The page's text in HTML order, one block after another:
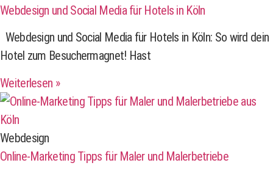
Webdesign und Social Media für Hotels in Köln
Webdesign und Social Media für Hotels in Köln: So wird dein
Hotel zum Besuchermagnet! Hast
Weiterlesen »
Webdesign
Online-Marketing Tipps für Maler und Malerbetriebe